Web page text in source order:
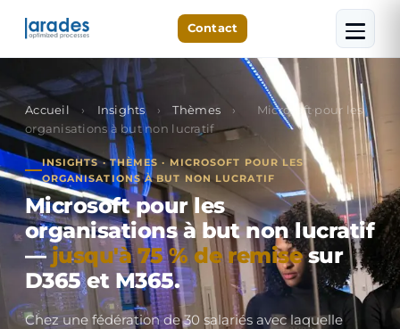
Contact
Accueil › Insights › Thèmes ›
Microsoft pour les
organisations à but non lucratif
INSIGHTS · THÈMES · MICROSOFT POUR LES
ORGANISATIONS À BUT NON LUCRATIF
Microsoft pour les
organisations à but non lucratif
—jusqu'à 75 % de remisesur
D365 et M365.
Chez une fédération de 30 salariés avec laquelle